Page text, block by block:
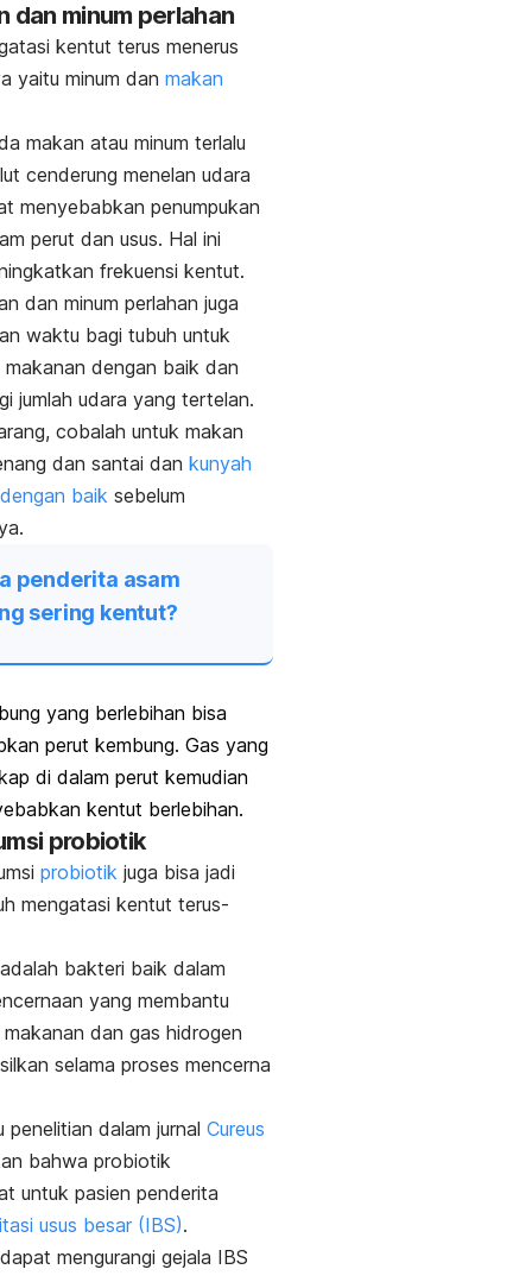
dan minum perlahan
kentut terus menerus
yaitu minum dan makan
makan atau minum terlalu
cenderung menelan udara
menyebabkan penumpukan
perut dan usus. Hal ini
frekuensi kentut.
dan minum perlahan juga
waktu bagi tubuh untuk
makanan dengan baik dan
jumlah udara yang tertelan.
cobalah untuk makan
dan santai dan kunyah
baik sebelum
penderita asam
sering kentut?
yang berlebihan bisa
perut kembung. Gas yang
di dalam perut kemudian
kentut berlebihan.
probiotik
probiotik juga bisa jadi
mengatasi kentut terus-
bakteri baik dalam
yang membantu
dan gas hidrogen
selama proses mencerna
penelitian dalam jurnal Cureus
bahwa probiotik
untuk pasien penderita
usus besar (IBS).
mengurangi gejala IBS